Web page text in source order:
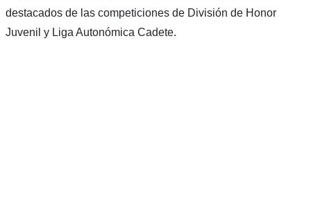
destacados de las competiciones de División de Honor
Juvenil y Liga Autonómica Cadete.